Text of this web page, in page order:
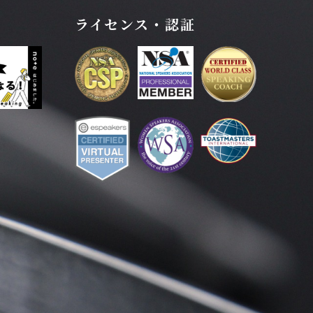
ライセンス・認証